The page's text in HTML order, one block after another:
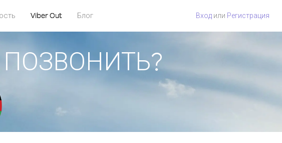
Viber Out Блог Вход или Регистрация
ПОЗВОНИТЬ?